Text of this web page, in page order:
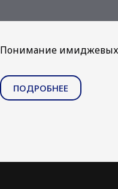
Понимание имиджевых
ПОДРОБНЕЕ